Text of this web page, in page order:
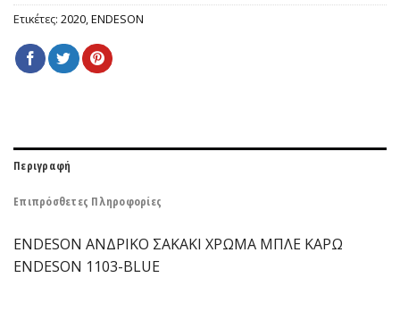
Ετικέτες: 2020,ENDESON
Περιγραφή
Επιπρόσθετες Πληροφορίες
ENDESON ΑΝΔΡΙΚΟ ΣΑΚΑΚΙ ΧΡΩΜΑ ΜΠΛΕ KAΡΩ
ENDESON 1103-ΒLUE